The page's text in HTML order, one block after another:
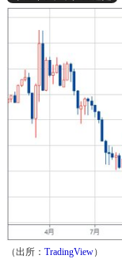
（出所： TradingView）